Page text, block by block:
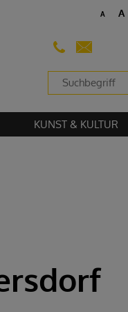
zu können.
A A
KUNST & KULTUR